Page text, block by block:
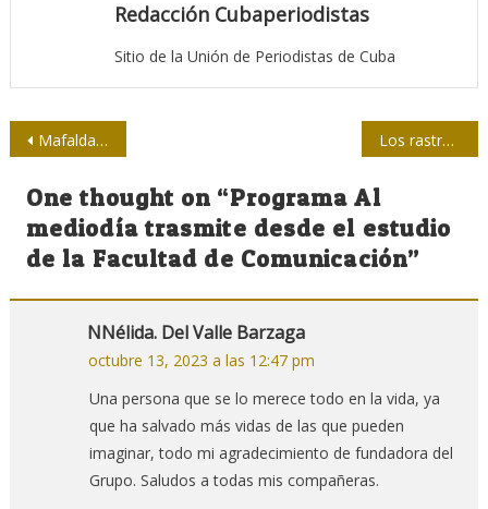
Redacción Cubaperiodistas
Sitio de la Unión de Periodistas de Cuba
Navegación
de
entradas
Mafalda o la vocera de las mayorías Los rastros del odio en la historia cubana
One thought on “Programa Al
mediodía trasmite desde el estudio
de la Facultad de Comunicación”
NNélida. Del Valle Barzaga
octubre 13, 2023 a las 12:47 pm
Una persona que se lo merece todo en la vida, ya
que ha salvado más vidas de las que pueden
imaginar, todo mi agradecimiento de fundadora del
Grupo. Saludos a todas mis compañeras.